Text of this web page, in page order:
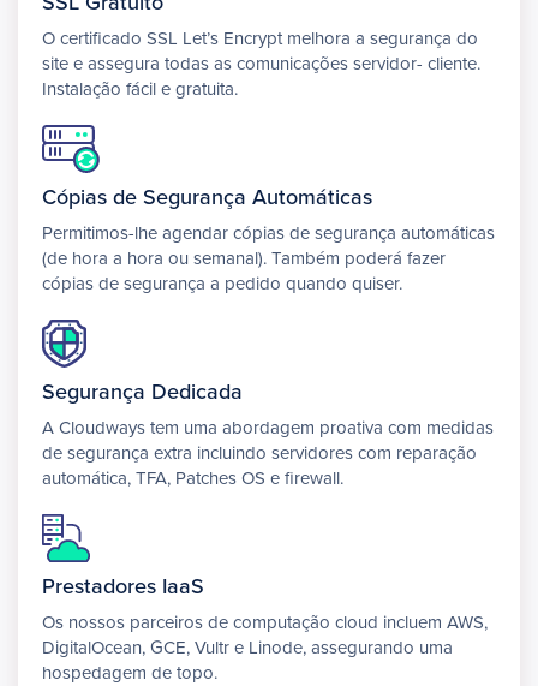
O certificado SSL Let’s Encrypt melhora a segurança do
site e assegura todas as comunicações servidor- cliente.
Instalação fácil e gratuita.
Cópias de Segurança Automáticas
Permitimos-lhe agendar cópias de segurança automáticas
(de hora a hora ou semanal). Também poderá fazer
cópias de segurança a pedido quando quiser.
Segurança Dedicada
A Cloudways tem uma abordagem proativa com medidas
de segurança extra incluindo servidores com reparação
automática, TFA, Patches OS e firewall.
Prestadores IaaS
Os nossos parceiros de computação cloud incluem AWS,
DigitalOcean, GCE, Vultr e Linode, assegurando uma
hospedagem de topo.